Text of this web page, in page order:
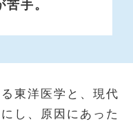
手。
東洋医学と、現代
し、原因にあった